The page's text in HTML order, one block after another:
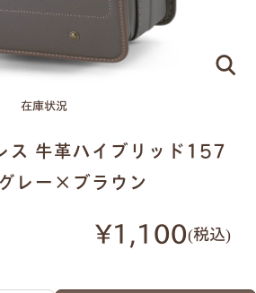
在庫状況
ス 牛革ハイブリッド157
レー×ブラウン
¥1,100 税込
まで）
朝体と筆記体の2種類からお選び
筆記体